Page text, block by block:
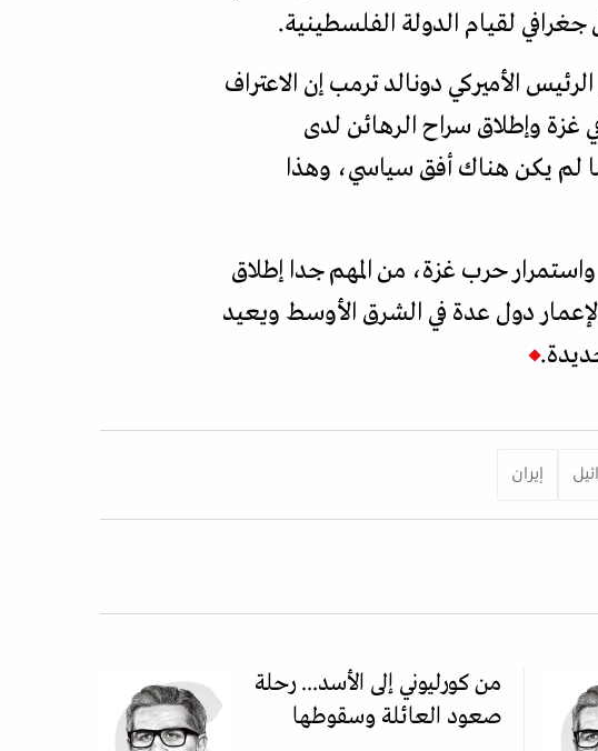
لقيام الدولة الفلسطينية.
الأميركي دونالد ترمب إن الاعتراف
غزة وإطلاق سراح الرهائن لدى
لم يكن هناك أفق سياسي، وهذا
حرب غزة، من المهم جدا إطلاق
دول عدة في الشرق الأوسط ويعيد
إيران
من كورليوني إلى الأسد... رحلة
صعود العائلة وسقوطها